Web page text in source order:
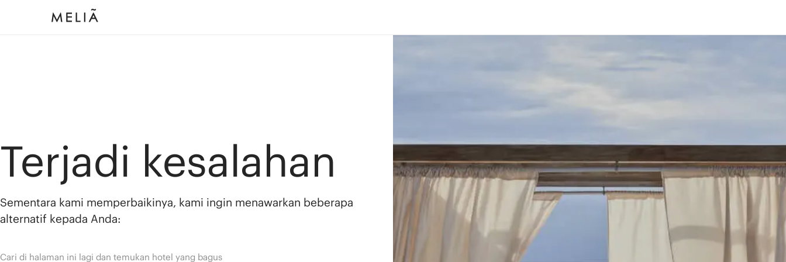
Terjadi kesalahan
Sementara kami memperbaikinya, kami ingin menawarkan beberapa
alternatif kepada Anda:
Cari di halaman ini lagi dan temukan hotel yang bagus